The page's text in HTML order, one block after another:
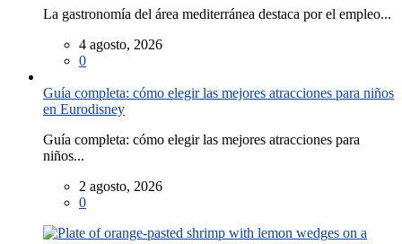
La gastronomía del área mediterránea destaca por el empleo...
4 agosto, 2026
0
Guía completa: cómo elegir las mejores atracciones para niños
en Eurodisney
Guía completa: cómo elegir las mejores atracciones para
niños...
2 agosto, 2026
0